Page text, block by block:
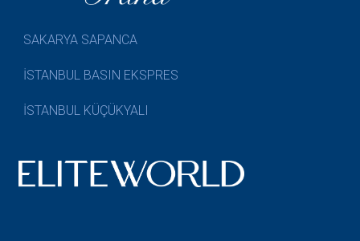
SAKARYA SAPANCA
İSTANBUL BASIN EKSPRES
İSTANBUL KÜÇÜKYALI